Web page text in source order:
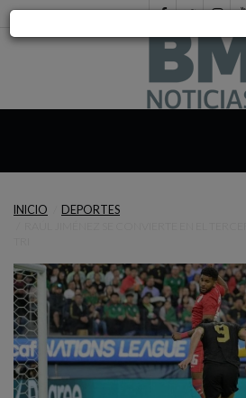
YUCATÁN
CAMPECHE
INICIO
DEPORTES